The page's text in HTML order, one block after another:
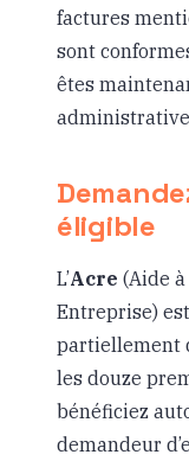
factures
sont
êtes
éligible
L’Acre (Aide
Entreprise)
partiellement
les douze
bénéficiez
demandeur